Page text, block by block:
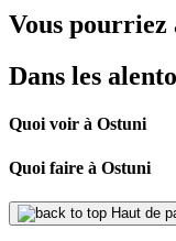
Vous pourriez
Dans les
Quoi voir à Ostuni
Quoi faire à Ostuni
Haut de